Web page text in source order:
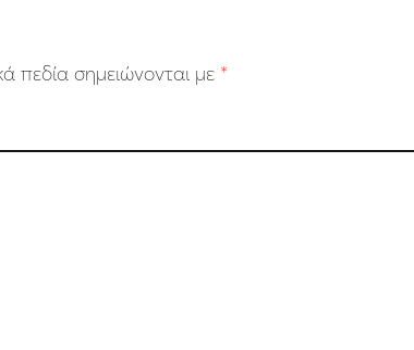
πεδία σημειώνονται με *